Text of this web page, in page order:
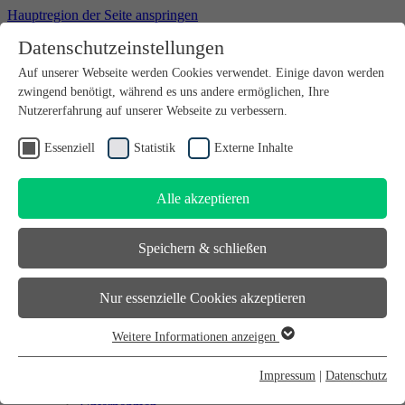
Hauptregion der Seite anspringen
Willkommen bei futureSAX - der Innovationsplattform des
Freistaates Sachsen.
Suchfeld
DE
Sächsisches Start-up-Partner-Netzwerk
Sächsisches Gründerforum
Datenschutzeinstellungen
Auf unserer Webseite werden Cookies verwendet. Einige davon werden
zwingend benötigt, während es uns andere ermöglichen, Ihre
Nutzererfahrung auf unserer Webseite zu verbessern.
Essenziell Statistik Externe Inhalte
Alle akzeptieren
Speichern & schließen
Nur essenzielle Cookies akzeptieren
Essenzielle Cookies werden für grundlegende Funktionen der
Weitere Informationen anzeigen
Impressum Datenschutz